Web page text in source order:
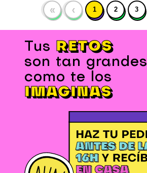
« ‹ 1 2 3
Tus RETOS
son tan grandes
como te los
IMAGINAS